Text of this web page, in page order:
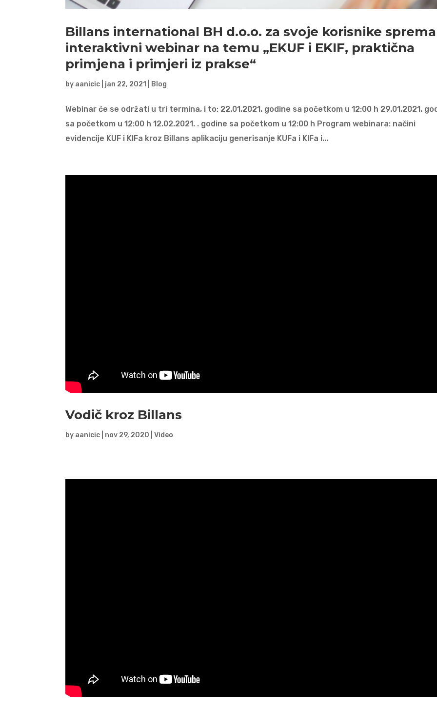
Billans international BH d.o.o. za svoje korisnike sprema
interaktivni webinar na temu „EKUF i EKIF, praktična
primjena i primjeri iz prakse“
by aanicic jan 22, 2021 Blog
Webinar će se održati u tri termina, i to: 22.01.2021. godine sa početkom u 12:00 h 29.01.2021.
sa početkom u 12:00 h 12.02.2021. . godine sa početkom u 12:00 h Program webinara: načini
evidencije KUF i KIFa kroz Billans aplikaciju generisanje KUFa i KIFa i...
Vodič kroz Billans
by aanicic nov 29, 2020 |Video